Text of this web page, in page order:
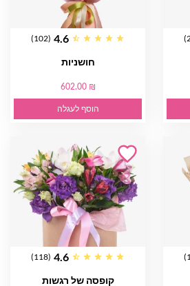
4.6
(102)
חושניות
602.00 ₪
הוסף לעגלה
4.6
(118)
קופסה של רגשות